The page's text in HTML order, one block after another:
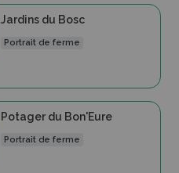
Jardins du Bosc
Portrait de ferme
Potager du Bon'Eure
Portrait de ferme